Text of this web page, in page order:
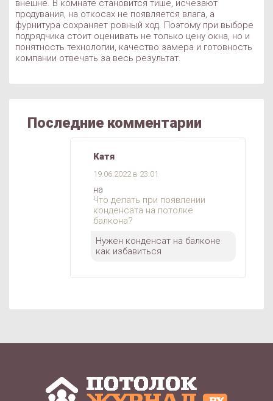
внешне. В комнате становится тише, исчезают
продувания, на откосах не появляется влага, а
фурнитура сохраняет ровный ход. Поэтому при выборе
подрядчика стоит оценивать не только цену окна, но и
понятность технологии, качество замера и готовность
компании отвечать за весь результат.
Последние комментарии
Катя
19.06.2022 в 23:01
на
Что делать при появлении
конденсата на потолке
балкона?
Нужен конденсат на балконе
как избавиться